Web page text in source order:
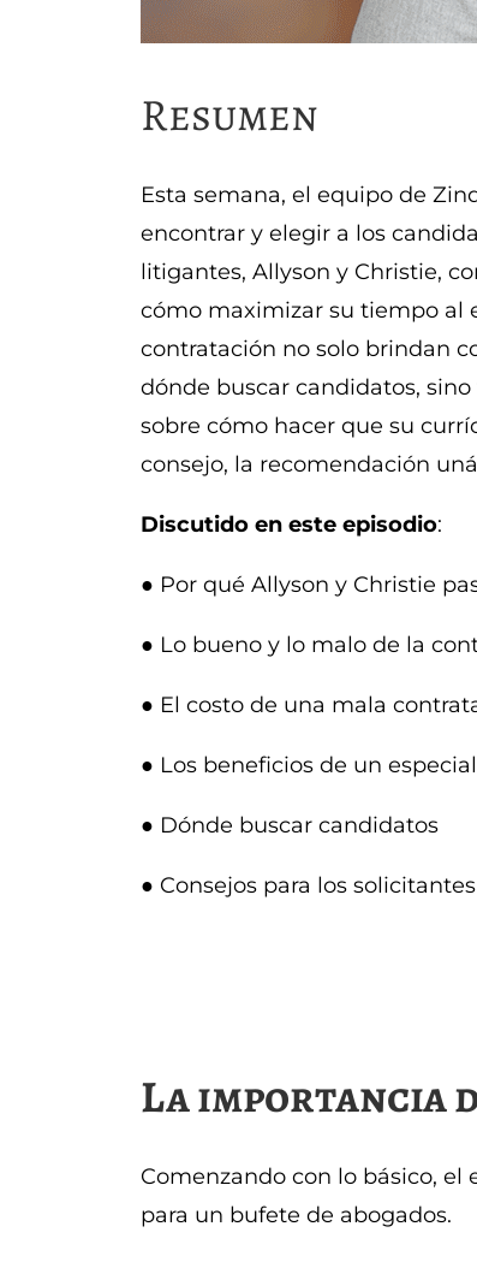
Resumen
Esta semana, el equipo de
encontrar y elegir a los
litigantes, Allyson y Christie,
cómo maximizar su tiempo al
contratación no solo brindan
dónde buscar candidatos,
sobre cómo hacer que su
consejo, la recomendación
Discutido en este episodio:
● Por qué Allyson y Christie
● Lo bueno y lo malo de la
● El costo de una mala
● Los beneficios de un
● Dónde buscar candidatos
● Consejos para los solicitantes
La importancia
Comenzando con lo básico,
para un bufete de abogados.